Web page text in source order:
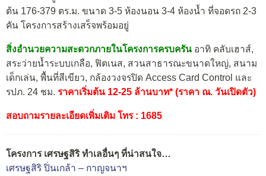
ต้น 176-379 ตร.ม. ขนาด 3-5 ห้องนอน 3-4 ห้องน้ำ ที่จอดรถ 2-3
คัน โครงการสร้างเสร็จพร้อมอยู่
สิ่งอำนวยความสะดวกภายในโครงการครบครัน อาทิ คลับเฮาส์,
สระว่ายน้ำระบบเกลือ, ฟิตเนส, สวนสาธารณะขนาดใหญ่, สนาม
เด็กเล่น, พื้นที่สีเขียว, กล้องวงจรปิด Access Card Control และ
รปภ. 24 ชม. ราคาเริ่มต้น 12-25 ล้านบาท* (ราคา ณ. วันเปิดตัว)
สอบถามรายละเอียดเพิ่มเติม โทร : 1685
โครงการ เศรษฐสิริ ทำเลอื่นๆ ที่น่าสนใจ…
เศรษฐสิริ ปิ่นเกล้า – กาญจนาฯ